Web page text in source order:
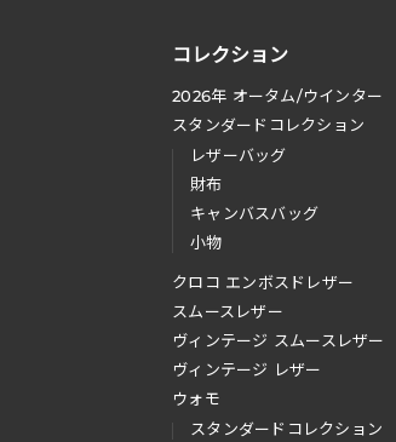
コレクション
2026年 オータム/ウインター
スタンダードコレクション
レザーバッグ
財布
キャンバスバッグ
小物
クロコ エンボスドレザー
スムースレザー
ヴィンテージ スムースレザー
ヴィンテージ レザー
ウォモ
スタンダードコレクション